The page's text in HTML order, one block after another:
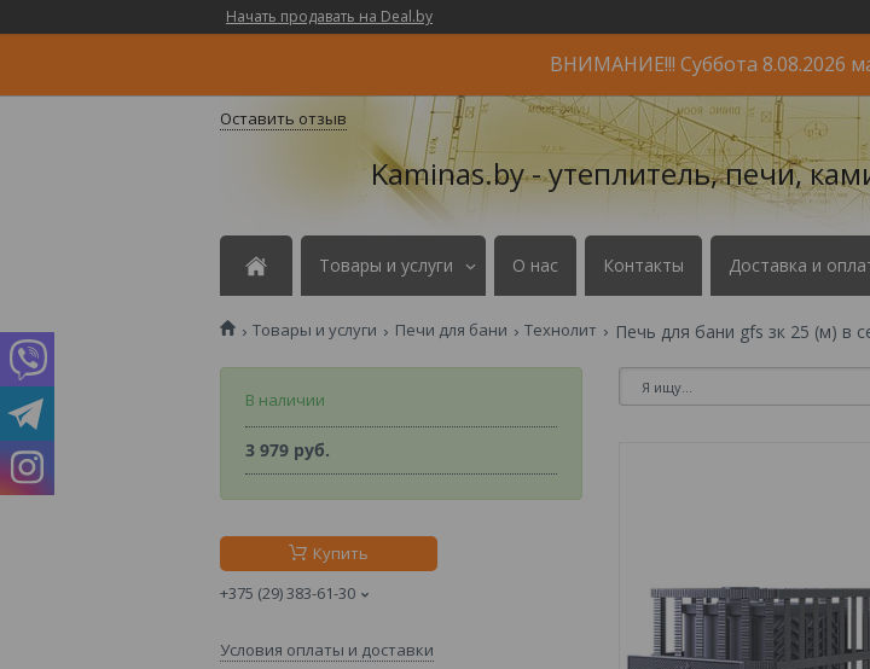
Начать продавать на Deal.by
ВНИМАНИЕ!!! Суббота 8.08.2026
Оставить отзыв
Kaminas.by - утеплитель, печи,
Товары и услуги О нас Контакты Доставка и
Товары и услуги Печи для бани Технолит Печь для бани gfs зк 25 (м) в
В наличии
3 979 руб.
Купить
+375 (29) 383-61-30
Условия оплаты и доставки